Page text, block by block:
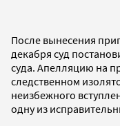
После вынесения
декабря суд
суда. Апелляцию на
следственном
неизбежного
одну из